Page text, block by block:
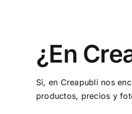
¿En
Si, en Creapubli nos
productos, precios y